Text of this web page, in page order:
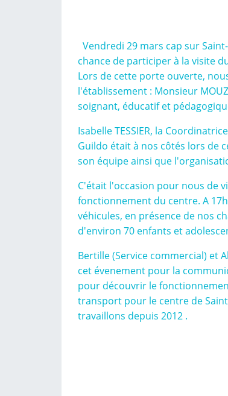
Vendredi 29 mars cap sur
chance de participer à la visite
Lors de cette porte ouverte,
l'établissement : Monsieur
soignant, éducatif et
Isabelle TESSIER, la
Guildo était à nos côtés lors de
son équipe ainsi que
C'était l'occasion pour nous de
fonctionnement du centre. A
véhicules, en présence de nos
d'environ 70 enfants et
Bertille (Service commercial) et
cet évenement pour la
pour découvrir le
transport pour le centre de
travaillons depuis 2012 .